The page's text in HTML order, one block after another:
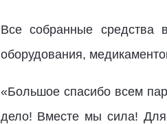
Все собранные средства
оборудования,
«Большое спасибо всем
дело! Вместе мы сила! Для